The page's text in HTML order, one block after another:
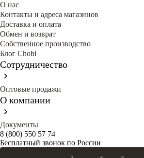
О нас
Контакты и адреса магазинов
Доставка и оплата
Обмен и возврат
Собственное производство
Блог Сhobi
Сотрудничество
Оптовые продажи
О компании
Документы
8 (800) 550 57 74
Бесплатный звонок по России